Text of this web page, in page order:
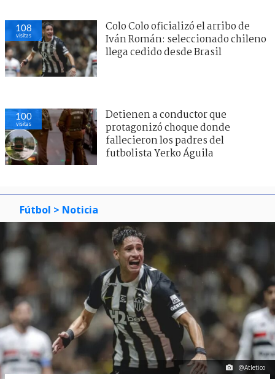
108
visitas
Colo Colo oficializó el arribo de
Iván Román: seleccionado chileno
llega cedido desde Brasil
100
visitas
Detienen a conductor que
protagonizó choque donde
fallecieron los padres del
futbolista Yerko Águila
Fútbol > Noticia
@Atletico